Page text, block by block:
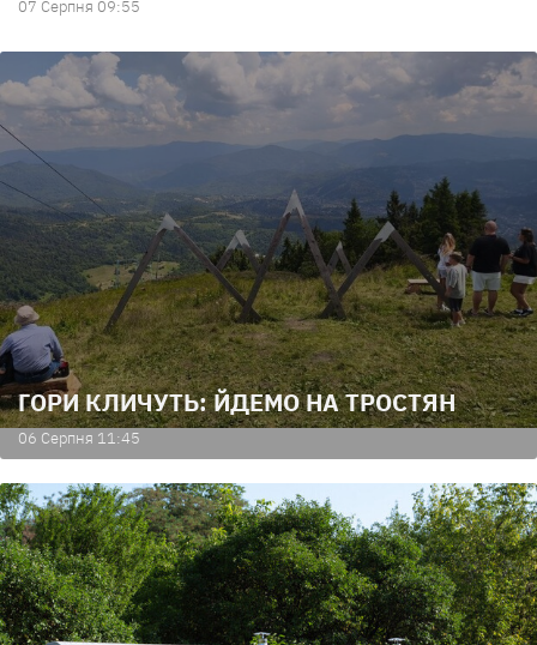
07 Серпня 09:55
ГОРИ КЛИЧУТЬ: ЙДЕМО НА ТРОСТЯН
06 Серпня 11:45